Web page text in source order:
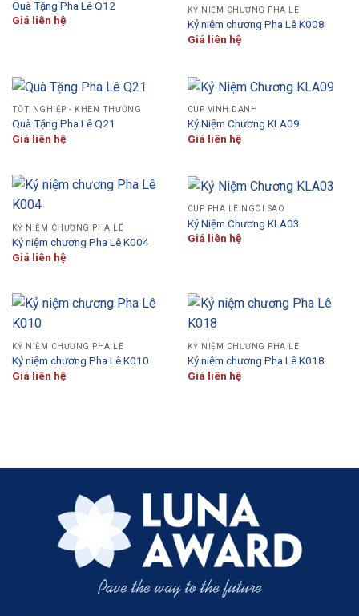
Quà Tặng Pha Lê Q12
Giá liên hệ
KỶ NIỆM CHƯƠNG PHA LÊ
Kỷ niệm chương Pha Lê K008
Giá liên hệ
TỐT NGHIỆP - KHEN THƯỞNG
Quà Tặng Pha Lê Q21
Giá liên hệ
CÚP VINH DANH
Kỷ Niệm Chương KLA09
Giá liên hệ
KỶ NIỆM CHƯƠNG PHA LÊ
Kỷ niệm chương Pha Lê K004
Giá liên hệ
CÚP PHA LÊ NGÔI SAO
Kỷ Niệm Chương KLA03
Giá liên hệ
KỶ NIỆM CHƯƠNG PHA LÊ
Kỷ niệm chương Pha Lê K010
Giá liên hệ
KỶ NIỆM CHƯƠNG PHA LÊ
Kỷ niệm chương Pha Lê K018
Giá liên hệ